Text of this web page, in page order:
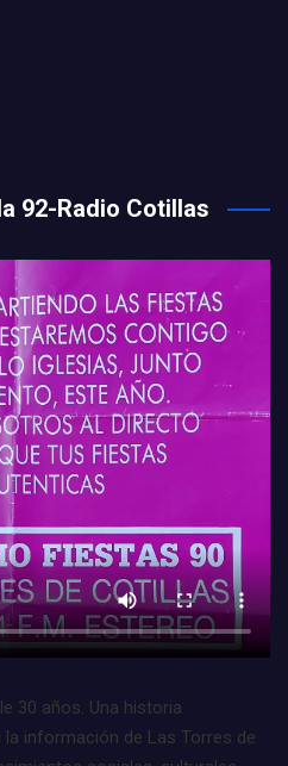
92-Radio Cotillas
30 años. Una historia
información de Las Torres de